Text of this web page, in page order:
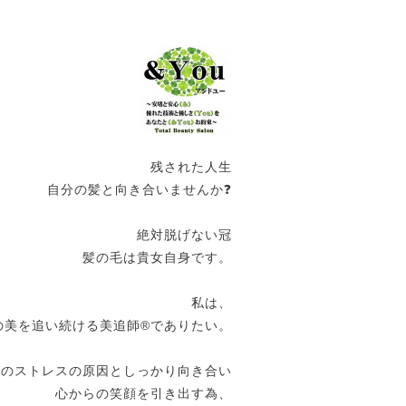
残された人生
自分の髪と向き合いませんか❓
絶対脱げない冠
髪の毛は貴女自身です。
私は、
美を追い続ける美追師®️でありたい。
ストレスの原因としっかり向き合い
心からの笑顔を引き出す為、